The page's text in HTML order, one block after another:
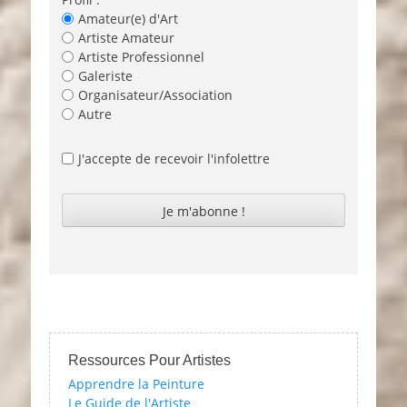
Amateur(e) d'Art
Artiste Amateur
Artiste Professionnel
Galeriste
Organisateur/Association
Autre
J'accepte de recevoir l'infolettre
Ressources Pour Artistes
Apprendre la Peinture
Le Guide de l'Artiste